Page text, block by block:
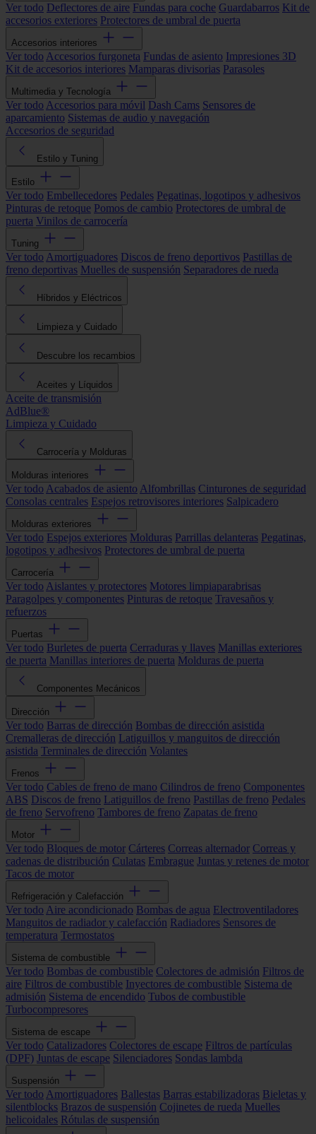
Ver todo Deflectores de aire Fundas para coche Guardabarros Kit de
accesorios exteriores Protectores de umbral de puerta
Accesorios interiores
Ver todo Accesorios furgoneta Fundas de asiento Impresiones 3D
Kit de accesorios interiores Mamparas divisorias Parasoles
Multimedia y Tecnología
Ver todo Accesorios para móvil Dash Cams Sensores de
aparcamiento Sistemas de audio y navegación
Accesorios de seguridad
Estilo y Tuning
Estilo
Ver todo Embellecedores Pedales Pegatinas, logotipos y adhesivos
Pinturas de retoque Pomos de cambio Protectores de umbral de
puerta Vinilos de carrocería
Tuning
Ver todo Amortiguadores Discos de freno deportivos Pastillas de
freno deportivas Muelles de suspensión Separadores de rueda
Híbridos y Eléctricos
Limpieza y Cuidado
Descubre los recambios
Aceites y Líquidos
Aceite de transmisión
AdBlue®
Limpieza y Cuidado
Carrocería y Molduras
Molduras interiores
Ver todo Acabados de asiento Alfombrillas Cinturones de seguridad
Consolas centrales Espejos retrovisores interiores Salpicadero
Molduras exteriores
Ver todo Espejos exteriores Molduras Parrillas delanteras Pegatinas,
logotipos y adhesivos Protectores de umbral de puerta
Carrocería
Ver todo Aislantes y protectores Motores limpiaparabrisas
Paragolpes y componentes Pinturas de retoque Travesaños y
refuerzos
Puertas
Ver todo Burletes de puerta Cerraduras y llaves Manillas exteriores
de puerta Manillas interiores de puerta Molduras de puerta
Componentes Mecánicos
Dirección
Ver todo Barras de dirección Bombas de dirección asistida
Cremalleras de dirección Latiguillos y manguitos de dirección
asistida Terminales de dirección Volantes
Frenos
Ver todo Cables de freno de mano Cilindros de freno Componentes
ABS Discos de freno Latiguillos de freno Pastillas de freno Pedales
de freno Servofreno Tambores de freno Zapatas de freno
Motor
Ver todo Bloques de motor Cárteres Correas alternador Correas y
cadenas de distribución Culatas Embrague Juntas y retenes de motor
Tacos de motor
Refrigeración y Calefacción
Ver todo Aire acondicionado Bombas de agua Electroventiladores
Manguitos de radiador y calefacción Radiadores Sensores de
temperatura Termostatos
Sistema de combustible
Ver todo Bombas de combustible Colectores de admisión Filtros de
aire Filtros de combustible Inyectores de combustible Sistema de
admisión Sistema de encendido Tubos de combustible
Turbocompresores
Sistema de escape
Ver todo Catalizadores Colectores de escape Filtros de partículas
(DPF) Juntas de escape Silenciadores Sondas lambda
Suspensión
Ver todo Amortiguadores Ballestas Barras estabilizadoras Bieletas y
silentblocks Brazos de suspensión Cojinetes de rueda Muelles
helicoidales Rótulas de suspensión